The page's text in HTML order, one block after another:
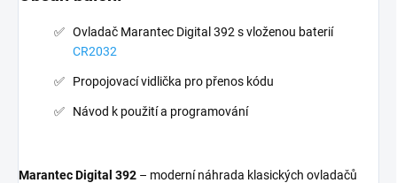
Ovladač Marantec Digital 392 s vloženou baterií
CR2032
Propojovací vidlička pro přenos kódu
Návod k použití a programování
Marantec Digital 392 – moderní náhrada klasických ovladačů